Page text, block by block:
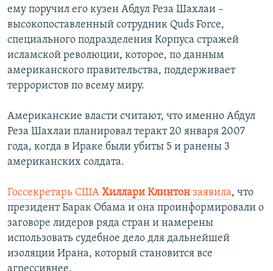
ему поручил его кузен Абдул Реза Шахлаи –
высокопоставленный сотрудник Quds Force,
специального подразделения Корпуса стражей
исламской революции, которое, по данным
американского правительства, поддерживает
террористов по всему миру.
Американские власти считают, что именно Абдул
Реза Шахлаи планировал теракт 20 января 2007
года, когда в Ираке были убиты 5 и ранены 3
американских солдата.
Госсекретарь США Хиллари Клинтон заявила, что
президент Барак Обама и она проинформировали о
заговоре лидеров ряда стран и намерены
использовать судебное дело для дальнейшей
изоляции Ирана, который становится все